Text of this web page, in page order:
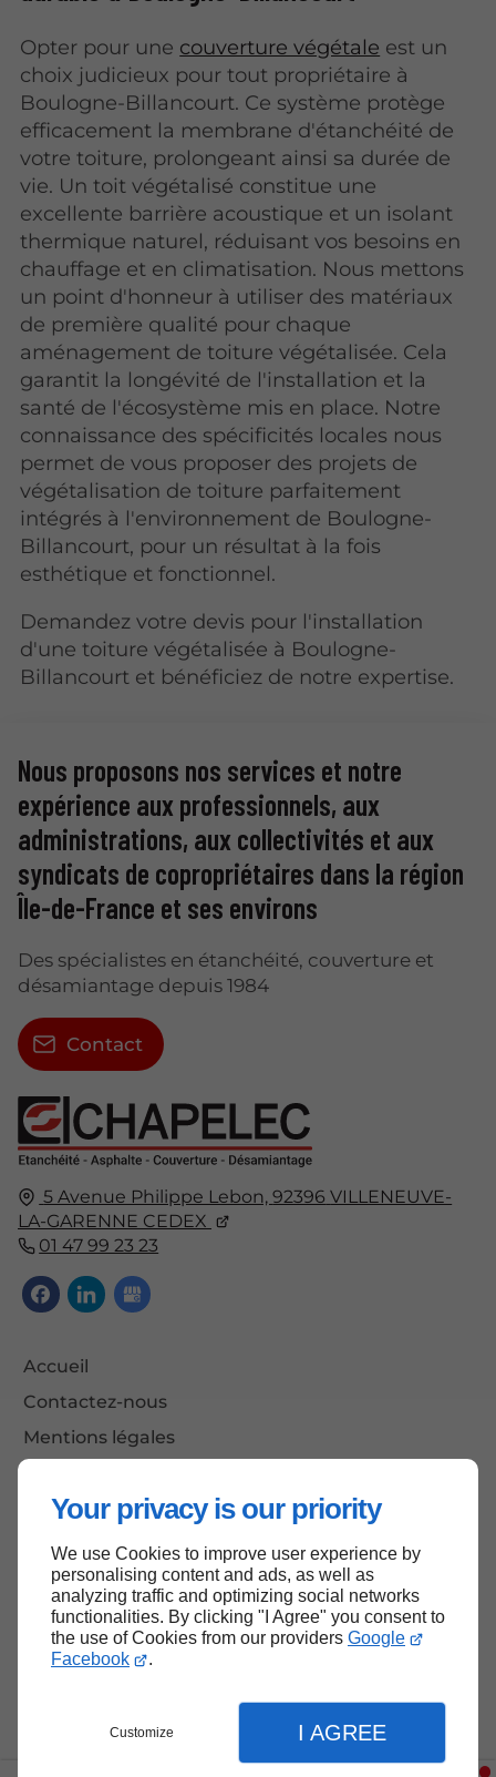
Your privacy is our priority
We use Cookies to improve user experience by
personalising content and ads, as well as
analyzing traffic and optimizing social networks
functionalities. By clicking "I Agree" you consent to
the use of Cookies from our providers Google
Facebook
.
Customize I AGREE
Opter pour une couverture végétale est un
choix judicieux pour tout propriétaire à
Boulogne-Billancourt. Ce système protège
efficacement la membrane d'étanchéité de
votre toiture, prolongeant ainsi sa durée de
vie. Un toit végétalisé constitue une
excellente barrière acoustique et un isolant
thermique naturel, réduisant vos besoins en
chauffage et en climatisation. Nous mettons
un point d'honneur à utiliser des matériaux
de première qualité pour chaque
aménagement de toiture végétalisée. Cela
garantit la longévité de l'installation et la
santé de l'écosystème mis en place. Notre
connaissance des spécificités locales nous
permet de vous proposer des projets de
végétalisation de toiture parfaitement
intégrés à l'environnement de Boulogne-
Billancourt, pour un résultat à la fois
esthétique et fonctionnel.
Demandez votre devis pour l'installation
d'une toiture végétalisée à Boulogne-
Billancourt et bénéficiez de notre expertise.
5 Avenue Philippe Lebon,92396 VILLENEUVE-
LA-GARENNE CEDEX
01 47 99 23 23
Accueil
Contactez-nous
Mentions légales
Nous proposons nos services et notre
expérience aux professionnels, aux
administrations, aux collectivités et aux
syndicats de copropriétaires dans la région
Île-de-France et ses environs
Des spécialistes en étanchéité, couverture et
désamiantage depuis 1984
Contact
Haut de page